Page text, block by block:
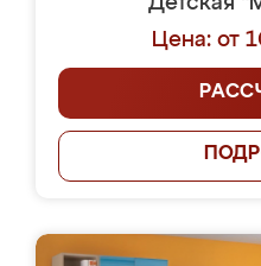
Цена: от